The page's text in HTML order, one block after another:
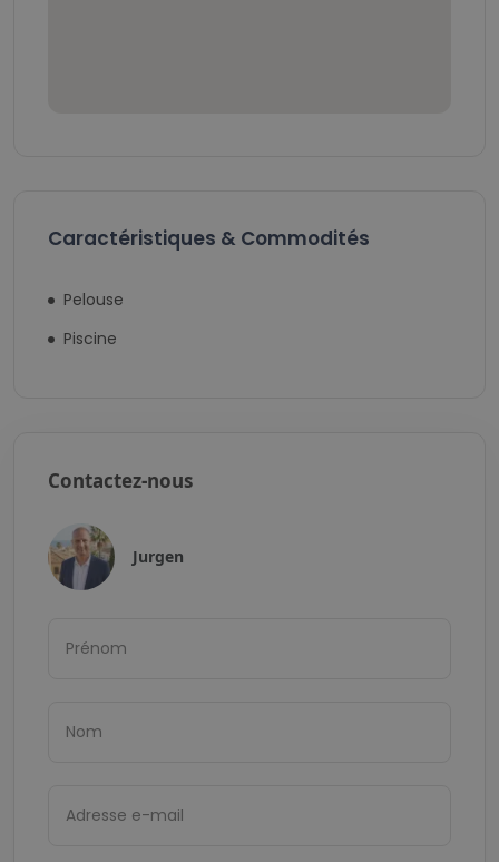
Caractéristiques & Commodités
Pelouse
Piscine
Contactez-nous
Jurgen